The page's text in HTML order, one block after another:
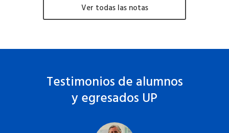
Ver todas las notas
Testimonios de alumnos
y egresados UP